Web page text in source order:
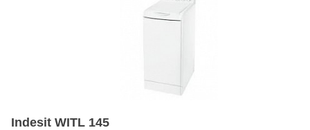
Indesit WITL 145